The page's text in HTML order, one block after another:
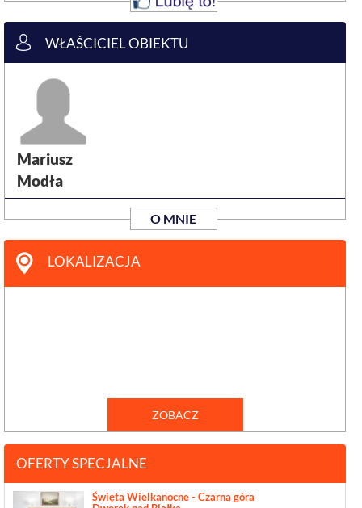
WŁAŚCICIEL OBIEKTU
Mariusz
Modła
O MNIE
LOKALIZACJA
ZOBACZ
OFERTY SPECJALNE
Święta Wielkanocne - Czarna góra